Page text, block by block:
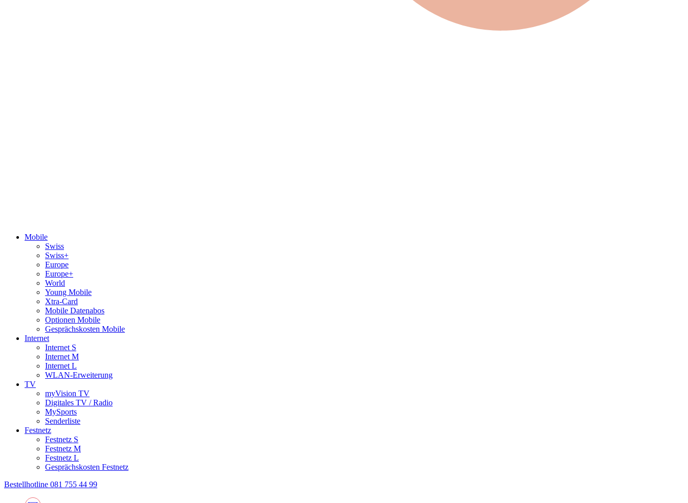
Mobile
Swiss
Swiss+
Europe
Europe+
World
Young Mobile
Xtra-Card
Mobile Datenabos
Optionen Mobile
Gesprächskosten Mobile
Internet
Internet S
Internet M
Internet L
WLAN-Erweiterung
TV
myVision TV
Digitales TV / Radio
MySports
Senderliste
Festnetz
Festnetz S
Festnetz M
Festnetz L
Gesprächskosten Festnetz
Bestellhotline 081 755 44 99